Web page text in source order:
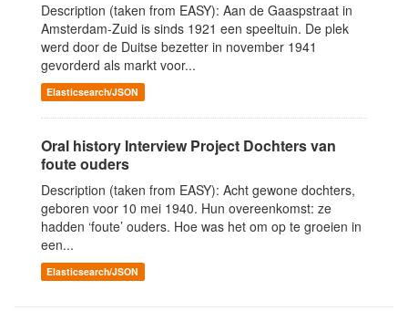
Description (taken from EASY): Aan de Gaaspstraat in
Amsterdam-Zuid is sinds 1921 een speeltuin. De plek
werd door de Duitse bezetter in november 1941
gevorderd als markt voor...
Elasticsearch/JSON
Oral history Interview Project Dochters van
foute ouders
Description (taken from EASY): Acht gewone dochters,
geboren voor 10 mei 1940. Hun overeenkomst: ze
hadden ‘foute’ ouders. Hoe was het om op te groeien in
een...
Elasticsearch/JSON